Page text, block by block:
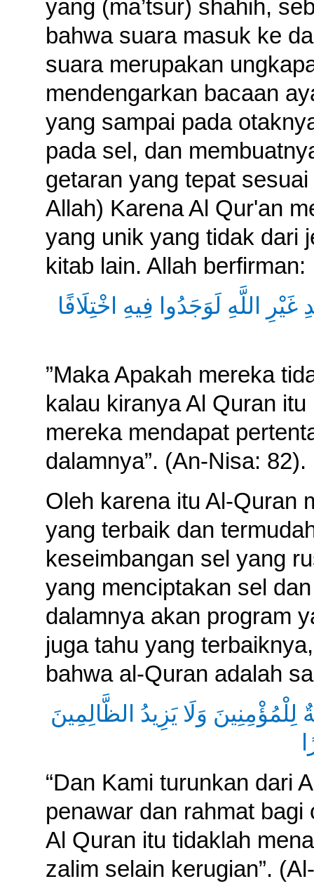
yang (ma’tsur) shahih,
bahwa suara masuk ke
suara merupakan
mendengarkan bacaan
yang sampai pada
pada sel, dan
getaran yang tepat
Allah) Karena Al Qur'an
yang unik yang tidak dari
kitab lain. Allah berfirman:
اللَّهِ لَوَجَدُوا فِيهِ اخْتِلَافًا
”Maka Apakah mereka
kalau kiranya Al Quran
mereka mendapat
dalamnya”. (An-Nisa: 82).
Oleh karena itu Al-Quran
yang terbaik dan
keseimbangan sel yang
yang menciptakan sel
dalamnya akan program
juga tahu yang
bahwa al-Quran adalah
وَلَا يَزِيدُ الظَّالِمِينَ
“Dan Kami turunkan dari
penawar dan rahmat
Al Quran itu tidaklah
zalim selain kerugian”.